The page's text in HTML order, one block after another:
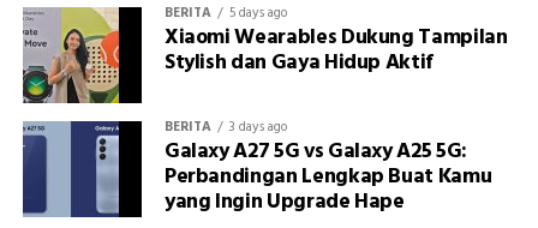
BERITA 5 days ago
Xiaomi Wearables Dukung Tampilan
Stylish dan Gaya Hidup Aktif
BERITA 3 days ago
Galaxy A27 5G vs Galaxy A25 5G:
Perbandingan Lengkap Buat Kamu
yang Ingin Upgrade Hape